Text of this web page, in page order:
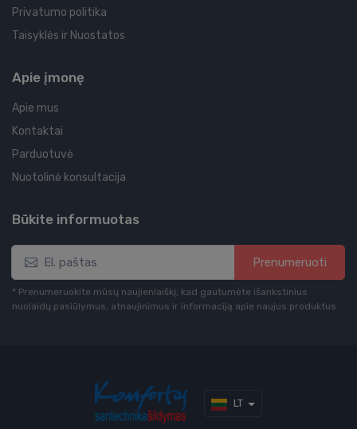
Privatumo politika
Taisyklės ir Nuostatos
Apie įmonę
Apie mus
Kontaktai
Parduotuvė
Nuotolinė konsultacija
Būkite informuotas
Prenumeruoti
* Prenumeruokite mūsų naujienlaiškį, kad gautumėte išankstinius
nuolaidų pasiūlymus, atnaujinimus ir informaciją apie naujus produktus
LT